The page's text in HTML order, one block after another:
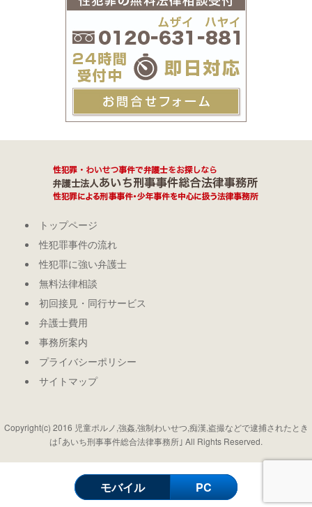
トップページ
性犯罪事件の流れ
性犯罪に強い弁護士
無料法律相談
初回接見・同行サービス
弁護士費用
事務所案内
プライバシーポリシー
サイトマップ
Copyright(c) 2016 児童ポルノ,強姦,強制わいせつ,痴漢,盗撮などで逮捕されたとき
は｢あいち刑事事件総合法律事務所｣ All Rights Reserved.
モバイル PC